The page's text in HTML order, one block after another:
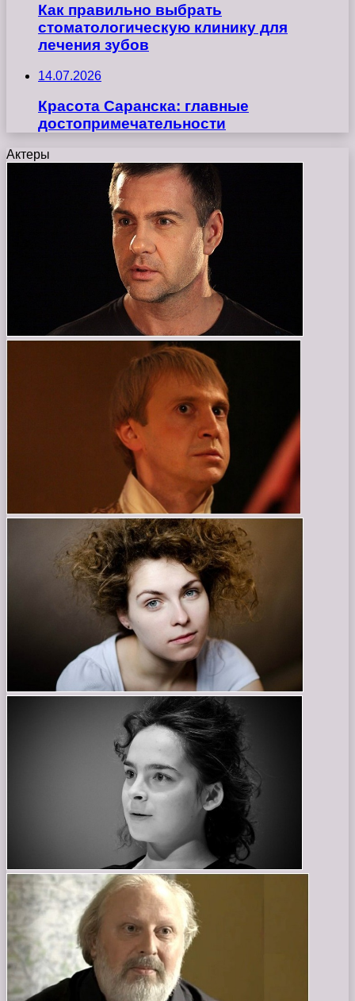
Как правильно выбрать
стоматологическую клинику для
лечения зубов
14.07.2026
Красота Саранска: главные
достопримечательности
Актеры